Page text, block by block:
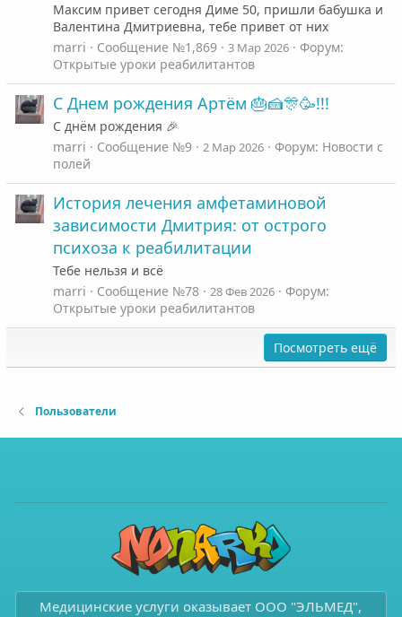
Максим привет сегодня Диме 50, пришли бабушка и
Валентина Дмитриевна, тебе привет от них
marri
Сообщение №1,869 3 Мар 2026
Форум:
Открытые уроки реабилитантов
С Днем рождения Артём 🎂🍰🎊🥳!!!
С днём рождения 🎉
marri
Сообщение №9 2 Мар 2026 Форум: Новости с
полей
История лечения амфетаминовой
зависимости Дмитрия: от острого
психоза к реабилитации
Тебе нельзя и всё
marri
Сообщение №78 28 Фев 2026
Форум:
Открытые уроки реабилитантов
Посмотреть ещё
Пользователи
Медицинские услуги оказывает ООО "ЭЛЬМЕД",